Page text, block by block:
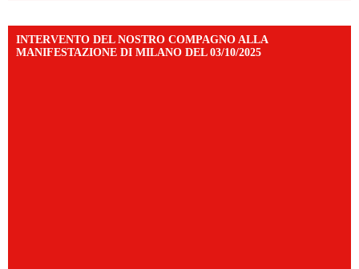
INTERVENTO DEL NOSTRO COMPAGNO ALLA
MANIFESTAZIONE DI MILANO DEL 03/10/2025